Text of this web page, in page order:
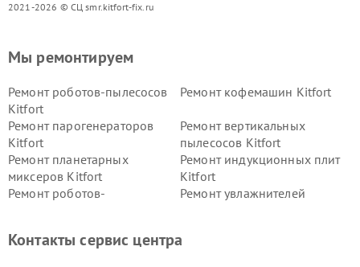
2021-2026 © СЦ smr.kitfort-fix.ru
Мы ремонтируем
Ремонт роботов-пылесосов
Kitfort
Ремонт кофемашин Kitfort
Ремонт парогенераторов
Kitfort
Ремонт вертикальных
пылесосов Kitfort
Ремонт планетарных
миксеров Kitfort
Ремонт индукционных плит
Kitfort
Ремонт роботов-
Ремонт увлажнителей
Kitfort
Kitfort
Контакты сервис центра